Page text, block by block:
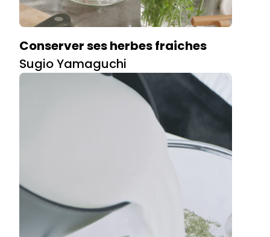
Conserver ses herbes fraiches
Sugio Yamaguchi